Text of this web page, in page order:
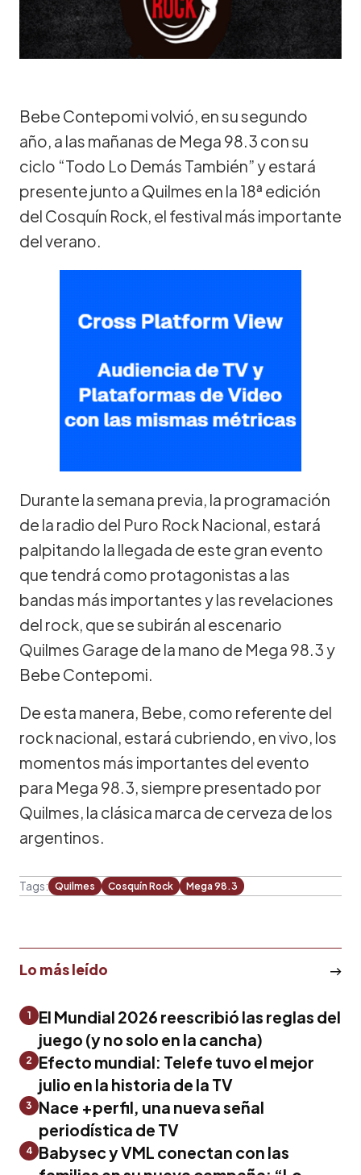
Bebe Contepomi volvió, en su segundo
año, a las mañanas de Mega 98.3 con su
ciclo “Todo Lo Demás También” y estará
presente junto a Quilmes en la 18ª edición
del Cosquín Rock, el festival más importante
del verano.
Durante la semana previa, la programación
de la radio del Puro Rock Nacional, estará
palpitando la llegada de este gran evento
que tendrá como protagonistas a las
bandas más importantes y las revelaciones
del rock, que se subirán al escenario
Quilmes Garage de la mano de Mega 98.3 y
Bebe Contepomi.
De esta manera, Bebe, como referente del
rock nacional, estará cubriendo, en vivo, los
momentos más importantes del evento
para Mega 98.3, siempre presentado por
Quilmes, la clásica marca de cerveza de los
argentinos.
Tags: Quilmes Cosquín Rock Mega 98.3
Lo más leído
1
El Mundial 2026 reescribió las reglas del
juego (y no solo en la cancha)
2
Efecto mundial: Telefe tuvo el mejor
julio en la historia de la TV
3
Nace +perfil, una nueva señal
periodística de TV
4 Babysec y VML conectan con las